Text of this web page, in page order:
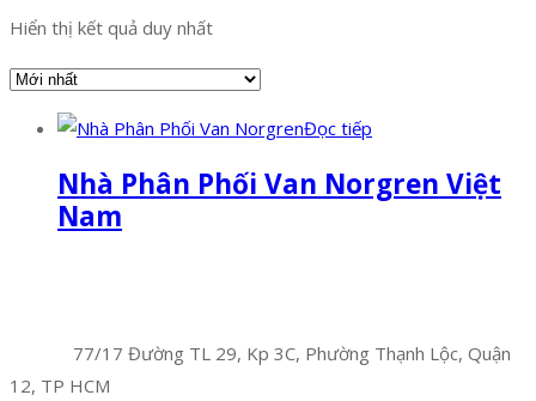
Hiển thị kết quả duy nhất
Đọc tiếp
Nhà Phân Phối Van Norgren Việt
Nam
77/17 Đường TL 29, Kp 3C, Phường Thạnh Lộc, Quận
12, TP HCM